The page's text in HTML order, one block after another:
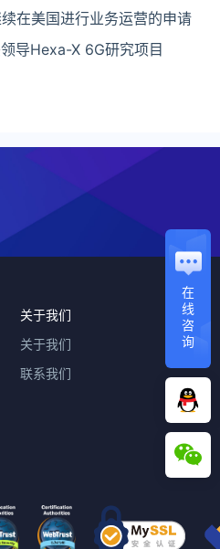
在美国进行业务运营的申请
导Hexa-X 6G研究项目
在
线
咨
询
关于我们
关于我们
联系我们